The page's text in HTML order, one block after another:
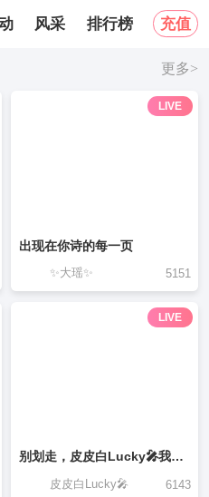
充值
风采 排行榜 关于我
更多>
LIVE
出现在你诗的每一页
✨大瑶✨ 5151
LIVE
别划走，皮皮白Lucky🎤我很可爱
皮皮白Lucky🎤 6143